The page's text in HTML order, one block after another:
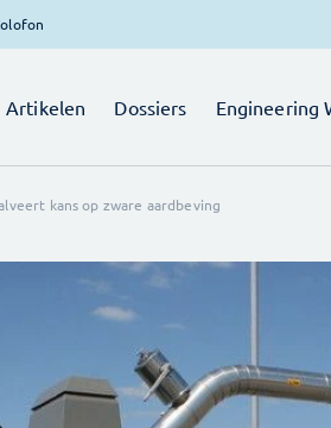
Artikelen Dossiers Engineering
kans op zware aardbeving